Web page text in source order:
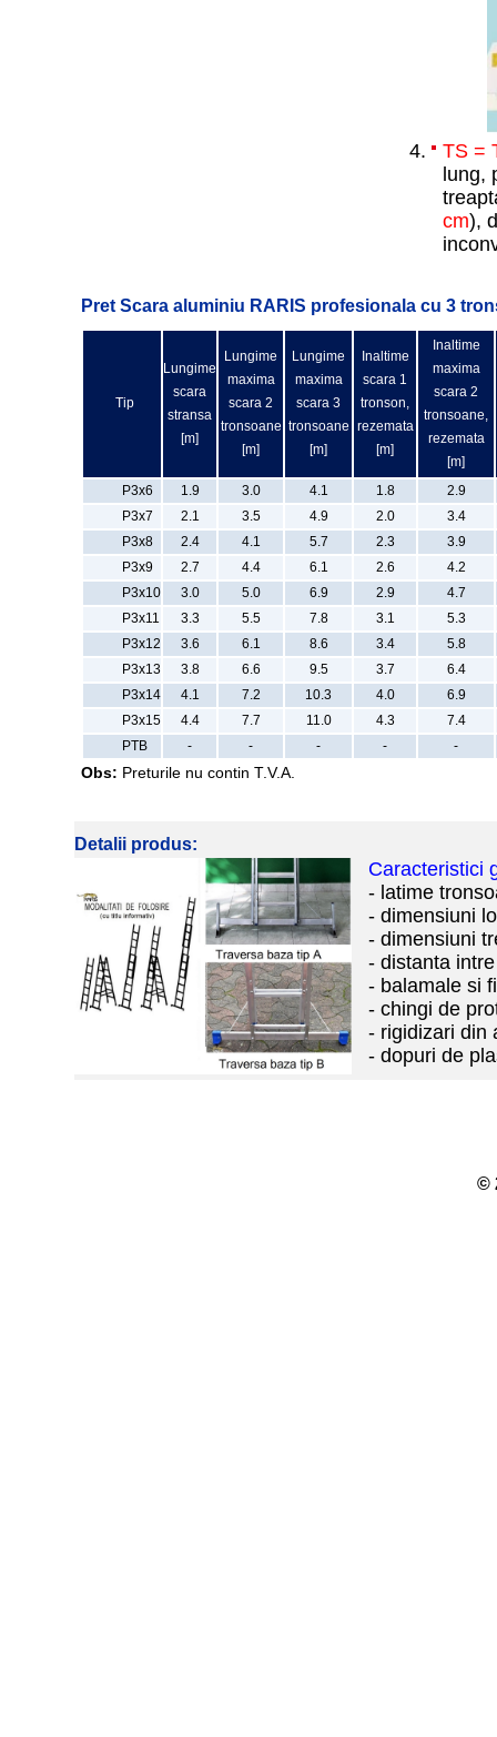
TS =
lung,
cm),
Pret Scara aluminiu RARIS profesionala cu 3
Tip
Lungime
scara
stransa
[m]
Lungime
maxima
scara 2
tronsoane
[m]
Lungime
maxima
scara 3
tronsoane
[m]
Inaltime
scara 1
tronson,
rezemata
[m]
Inaltime
maxima
scara 2
tronsoane,
rezemata
[m]
P3x6
1.9 3.0 4.1 1.8
2.9
P3x7
2.1 3.5 4.9 2.0
3.4
P3x8
2.4 4.1 5.7 2.3
3.9
P3x9
2.7 4.4 6.1 2.6
4.2
P3x10
3.0 5.0 6.9 2.9
4.7
P3x11
3.3 5.5 7.8 3.1
5.3
P3x12
3.6 6.1 8.6 3.4
5.8
P3x13
3.8 6.6 9.5 3.7
6.4
P3x14
4.1 7.2 10.3 4.0
6.9
P3x15
4.4 7.7 11.0 4.3
7.4
PTB
- - - - -
Obs: Preturile nu contin T.V.A.
Detalii produs:
Caracteristici
- latime
- dimensiuni
- dimensiuni
- distanta
- balamale si
- chingi de
- rigidizari din
- dopuri de
©